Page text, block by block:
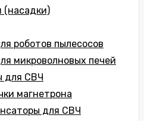
(насадки)
роботов пылесосов
микроволновых печей
для СВЧ
магнетрона
для СВЧ